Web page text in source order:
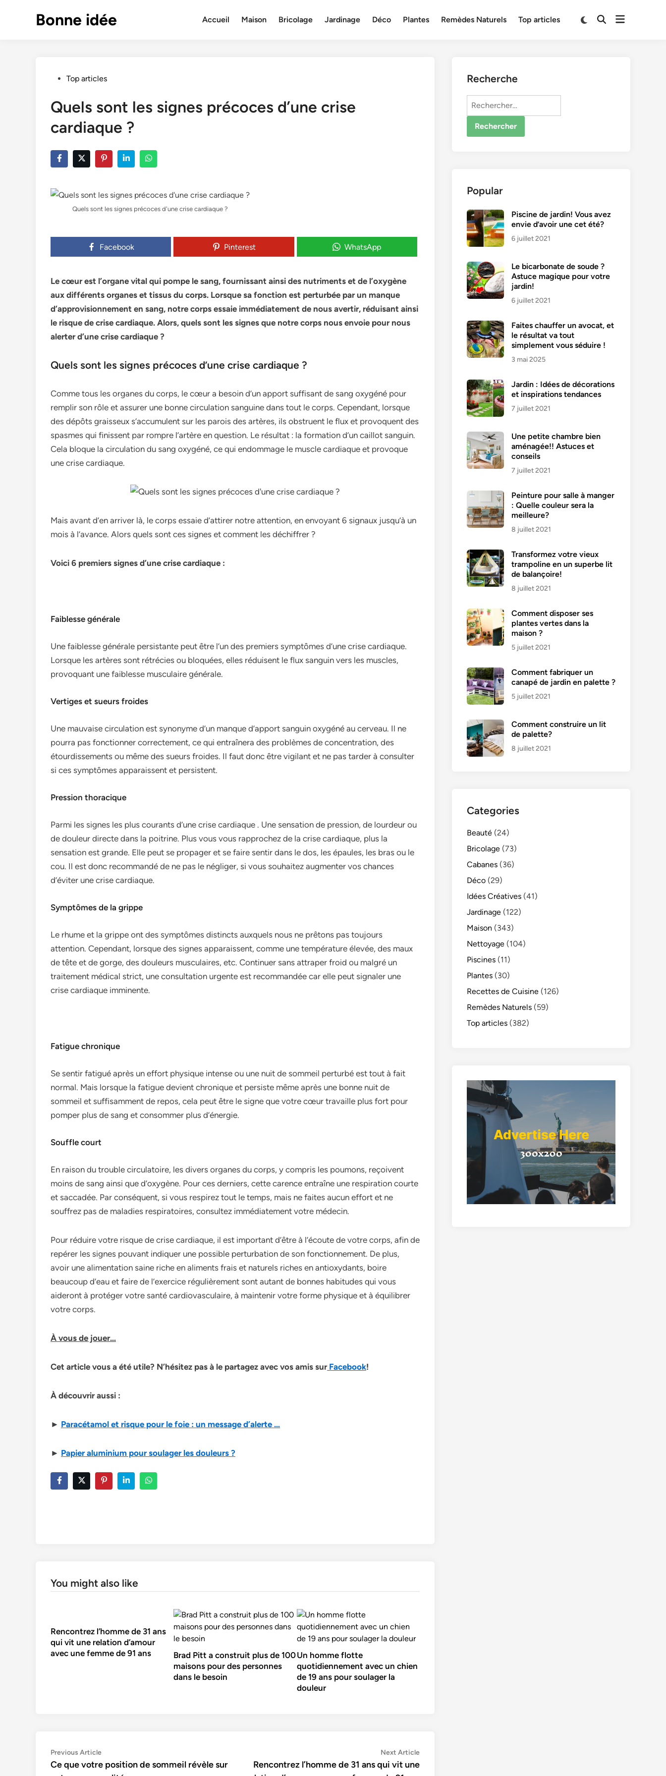
Bonne idée Accueil Maison Bricolage Jardinage Déco Plantes Remèdes Naturels Top articles
SwitchOpenOpen
PostedTop articles
Quels sont les signes précoces d’une crise
cardiaque ?
Quels sont les signes précoces d'une crise cardiaque ?
Facebook Pinterest WhatsApp
Le cœur est l’organe vital qui pompe le sang, fournissant ainsi des nutriments et de l’oxygène
aux différents organes et tissus du corps. Lorsque sa fonction est perturbée par un manque
d’approvisionnement en sang, notre corps essaie immédiatement de nous avertir, réduisant ainsi
le risque de crise cardiaque. Alors, quels sont les signes que notre corps nous envoie pour nous
alerter d’une crise cardiaque ?
Quels sont les signes précoces d’une crise cardiaque ?
Comme tous les organes du corps, le cœur a besoin d’un apport suffisant de sang oxygéné pour
remplir son rôle et assurer une bonne circulation sanguine dans tout le corps. Cependant, lorsque
des dépôts graisseux s’accumulent sur les parois des artères, ils obstruent le flux et provoquent des
spasmes qui finissent par rompre l’artère en question. Le résultat : la formation d’un caillot sanguin.
Cela bloque la circulation du sang oxygéné, ce qui endommage le muscle cardiaque et provoque
une crise cardiaque.
Mais avant d’en arriver là, le corps essaie d’attirer notre attention, en envoyant 6 signaux jusqu’à un
mois à l’avance. Alors quels sont ces signes et comment les déchiffrer ?
Voici 6 premiers signes d’une crise cardiaque :
Faiblesse générale
Une faiblesse générale persistante peut être l’un des premiers symptômes d’une crise cardiaque.
Lorsque les artères sont rétrécies ou bloquées, elles réduisent le flux sanguin vers les muscles,
provoquant une faiblesse musculaire générale.
Vertiges et sueurs froides
Une mauvaise circulation est synonyme d’un manque d’apport sanguin oxygéné au cerveau. Il ne
pourra pas fonctionner correctement, ce qui entraînera des problèmes de concentration, des
étourdissements ou même des sueurs froides. Il faut donc être vigilant et ne pas tarder à consulter
si ces symptômes apparaissent et persistent.
Pression thoracique
Parmi les signes les plus courants d’une crise cardiaque . Une sensation de pression, de lourdeur ou
de douleur directe dans la poitrine. Plus vous vous rapprochez de la crise cardiaque, plus la
sensation est grande. Elle peut se propager et se faire sentir dans le dos, les épaules, les bras ou le
cou. Il est donc recommandé de ne pas le négliger, si vous souhaitez augmenter vos chances
d’éviter une crise cardiaque.
Symptômes de la grippe
Le rhume et la grippe ont des symptômes distincts auxquels nous ne prêtons pas toujours
attention. Cependant, lorsque des signes apparaissent, comme une température élevée, des maux
de tête et de gorge, des douleurs musculaires, etc. Continuer sans attraper froid ou malgré un
traitement médical strict, une consultation urgente est recommandée car elle peut signaler une
crise cardiaque imminente.
Fatigue chronique
Se sentir fatigué après un effort physique intense ou une nuit de sommeil perturbé est tout à fait
normal. Mais lorsque la fatigue devient chronique et persiste même après une bonne nuit de
sommeil et suffisamment de repos, cela peut être le signe que votre cœur travaille plus fort pour
pomper plus de sang et consommer plus d’énergie.
Souffle court
En raison du trouble circulatoire, les divers organes du corps, y compris les poumons, reçoivent
moins de sang ainsi que d’oxygène. Pour ces derniers, cette carence entraîne une respiration courte
et saccadée. Par conséquent, si vous respirez tout le temps, mais ne faites aucun effort et ne
souffrez pas de maladies respiratoires, consultez immédiatement votre médecin.
Pour réduire votre risque de crise cardiaque, il est important d’être à l’écoute de votre corps, afin de
repérer les signes pouvant indiquer une possible perturbation de son fonctionnement. De plus,
avoir une alimentation saine riche en aliments frais et naturels riches en antioxydants, boire
beaucoup d’eau et faire de l’exercice régulièrement sont autant de bonnes habitudes qui vous
aideront à protéger votre santé cardiovasculaire, à maintenir votre forme physique et à équilibrer
votre corps.
À vous de jouer…
Cet article vous a été utile? N’hésitez pas à le partagez avec vos amis surFacebook!
À découvrir aussi :
► Paracétamol et risque pour le foie : un message d’alerte …
► Papier aluminium pour soulager les douleurs ?
You might also like
Rencontrez l’homme de 31 ans
qui vit une relation d’amour
avec une femme de 91 ans
Brad Pitt a construit plus de 100
maisons pour des personnes
dans le besoin
Un homme flotte
quotidiennement avec un chien
de 19 ans pour soulager la
douleur
Navigation
de
Previous ArticlePrevious
article:
Ce que votre position de sommeil révèle sur
Next ArticleNext
article:
Rencontrez l’homme de 31 ans qui vit une
Recherche
Rechercher :
Popular
Piscine de jardin! Vous avez
envie d’avoir une cet été?
6 juillet 2021
Le bicarbonate de soude ?
Astuce magique pour votre
jardin!
6 juillet 2021
Faites chauffer un avocat, et
le résultat va tout
simplement vous séduire !
3 mai 2025
Jardin : Idées de décorations
et inspirations tendances
7 juillet 2021
Une petite chambre bien
aménagée!! Astuces et
conseils
7 juillet 2021
Peinture pour salle à manger
: Quelle couleur sera la
meilleure?
8 juillet 2021
Transformez votre vieux
trampoline en un superbe lit
de balançoire!
8 juillet 2021
Comment disposer ses
plantes vertes dans la
maison ?
5 juillet 2021
Comment fabriquer un
canapé de jardin en palette ?
5 juillet 2021
Comment construire un lit
de palette?
8 juillet 2021
Categories
Beauté (24)
Bricolage (73)
Cabanes (36)
Déco (29)
Idées Créatives (41)
Jardinage (122)
Maison (343)
Nettoyage (104)
Piscines (11)
Plantes (30)
Recettes de Cuisine (126)
Remèdes Naturels (59)
Top articles (382)